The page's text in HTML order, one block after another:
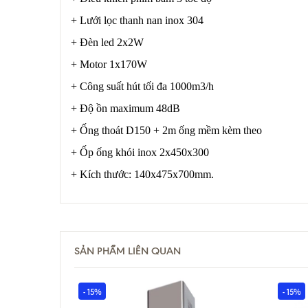
+ Lưới lọc thanh nan inox 304
+ Đèn led 2x2W
+ Motor 1x170W
+ Công suất hút tối đa 1000m3/h
+ Độ ồn maximum 48dB
+ Ống thoát D150 + 2m ống mềm kèm theo
+ Ốp ống khói inox 2x450x300
+ Kích thước: 140x475x700mm.
SẢN PHẨM LIÊN QUAN
- 15% - 15%